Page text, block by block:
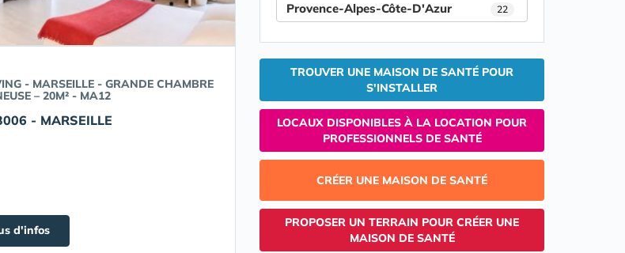
- MARSEILLE - GRANDE CHAMBRE
– 20M² - MA12
- MARSEILLE
d'infos
Provence-Alpes-Côte-D'Azur 22
TROUVER UNE MAISON DE SANTÉ POUR
S'INSTALLER
LOCAUX DISPONIBLES À LA LOCATION POUR
PROFESSIONNELS DE SANTÉ
CRÉER UNE MAISON DE SANTÉ
PROPOSER UN TERRAIN POUR CRÉER UNE
MAISON DE SANTÉ